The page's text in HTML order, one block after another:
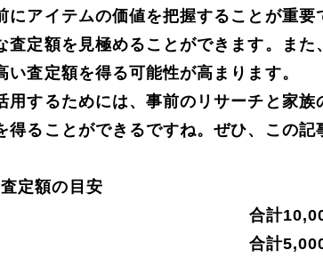
アイテムの価値を把握することが重
査定額を見極めることができます。ま
査定額を得る可能性が高まります。
用するためには、事前のリサーチと家
得ることができるですね。ぜひ、この
査定額の目安
合計
合計